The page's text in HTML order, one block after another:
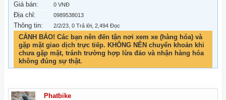
Giá bán: 0 VNĐ
Địa chỉ: 0989538013
Thông tin: 2/2/23 , 0 Trả lời, 2,494 Đọc
CẢNH BÁO! Các bạn nên đến tận nơi xem xe (hàng hóa) và
gặp mặt giao dịch trực tiếp. KHÔNG NÊN chuyển khoản khi
chưa gặp mặt, tránh trường hợp lừa đảo và nhận hàng hóa
không đúng sự thật.
Phatbike